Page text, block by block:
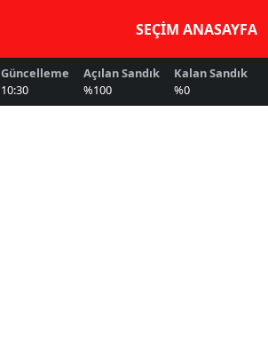
SEÇİM ANASAYFA
Güncelleme
10:30
Açılan Sandık
%100
Kalan Sandık
%0